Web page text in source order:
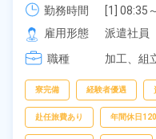
費会社負担！日払い
島県会津若松市》
勤務時間
[1] 08:35
[2] 16:55
[3] 00:30
雇用形態
派遣社員
職種
加工、 組
寮完備 経験者優遇
赴任旅費あり 年間休日